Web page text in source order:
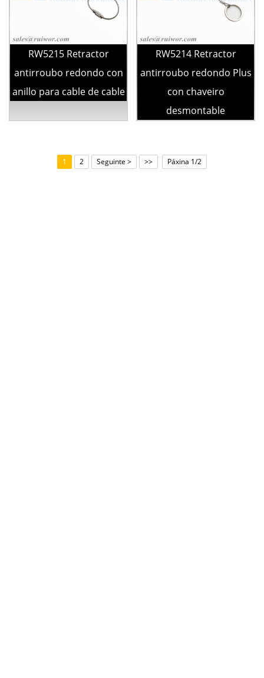
RW5215 Retractor
antirroubo redondo con
anillo para cable de cable
RW5214 Retractor
antirroubo redondo Plus
con chaveiro
desmontable
1 2 Seguinte > >> Páxina 1/2